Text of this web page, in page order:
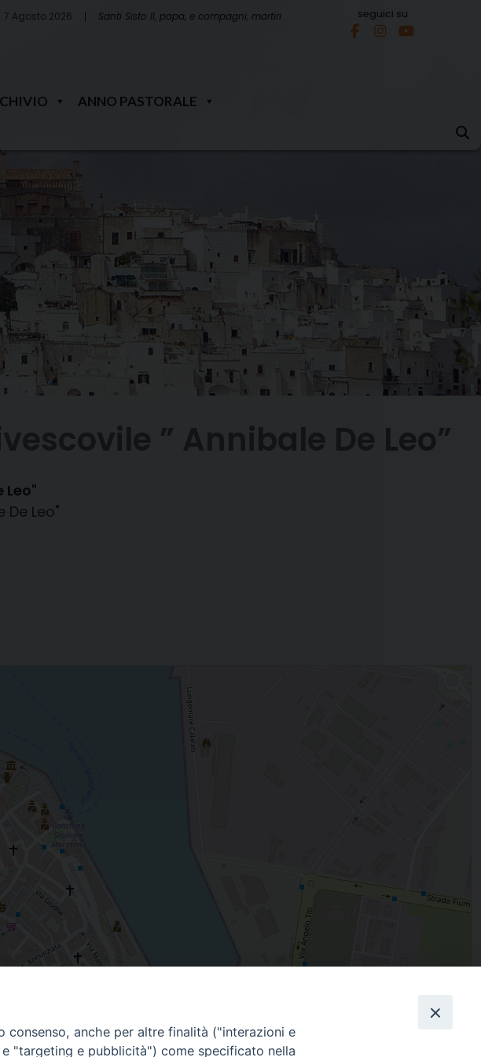
7 Agosto 2026 Santi Sisto II, papa, e compagni, martiri seguici su
ANNO PASTORALE
” Annibale De Leo”
Leo"
anche per altre finalità ("interazioni e
"targeting e pubblicità") come specificato nella